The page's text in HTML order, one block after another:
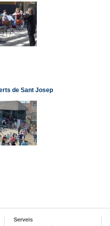
de Sant Josep
Serveis